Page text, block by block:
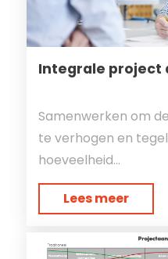
Integrale project
Samenwerken om
te verhogen en
hoeveelheid...
Lees meer